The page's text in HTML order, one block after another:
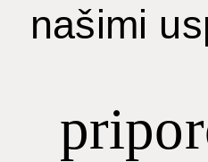
našimi